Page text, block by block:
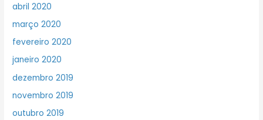
abril 2020
março 2020
fevereiro 2020
janeiro 2020
dezembro 2019
novembro 2019
outubro 2019